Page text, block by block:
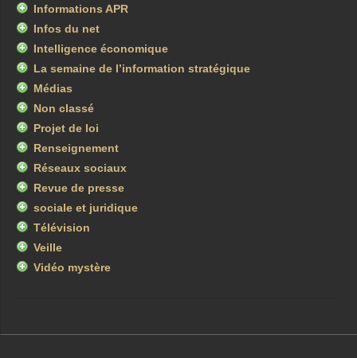
Informations APR
Infos du net
Intelligence économique
La semaine de l’information stratégique
Médias
Non classé
Projet de loi
Renseignement
Réseaux sociaux
Revue de presse
sociale et juridique
Télévision
Veille
Vidéo mystère